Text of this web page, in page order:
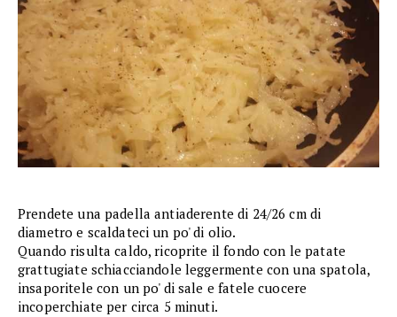
Prendete una padella antiaderente di 24/26 cm di
diametro e scaldateci un po' di olio.
Quando risulta caldo, ricoprite il fondo con le patate
grattugiate schiacciandole leggermente con una spatola,
insaporitele con un po' di sale e fatele cuocere
incoperchiate per circa 5 minuti.